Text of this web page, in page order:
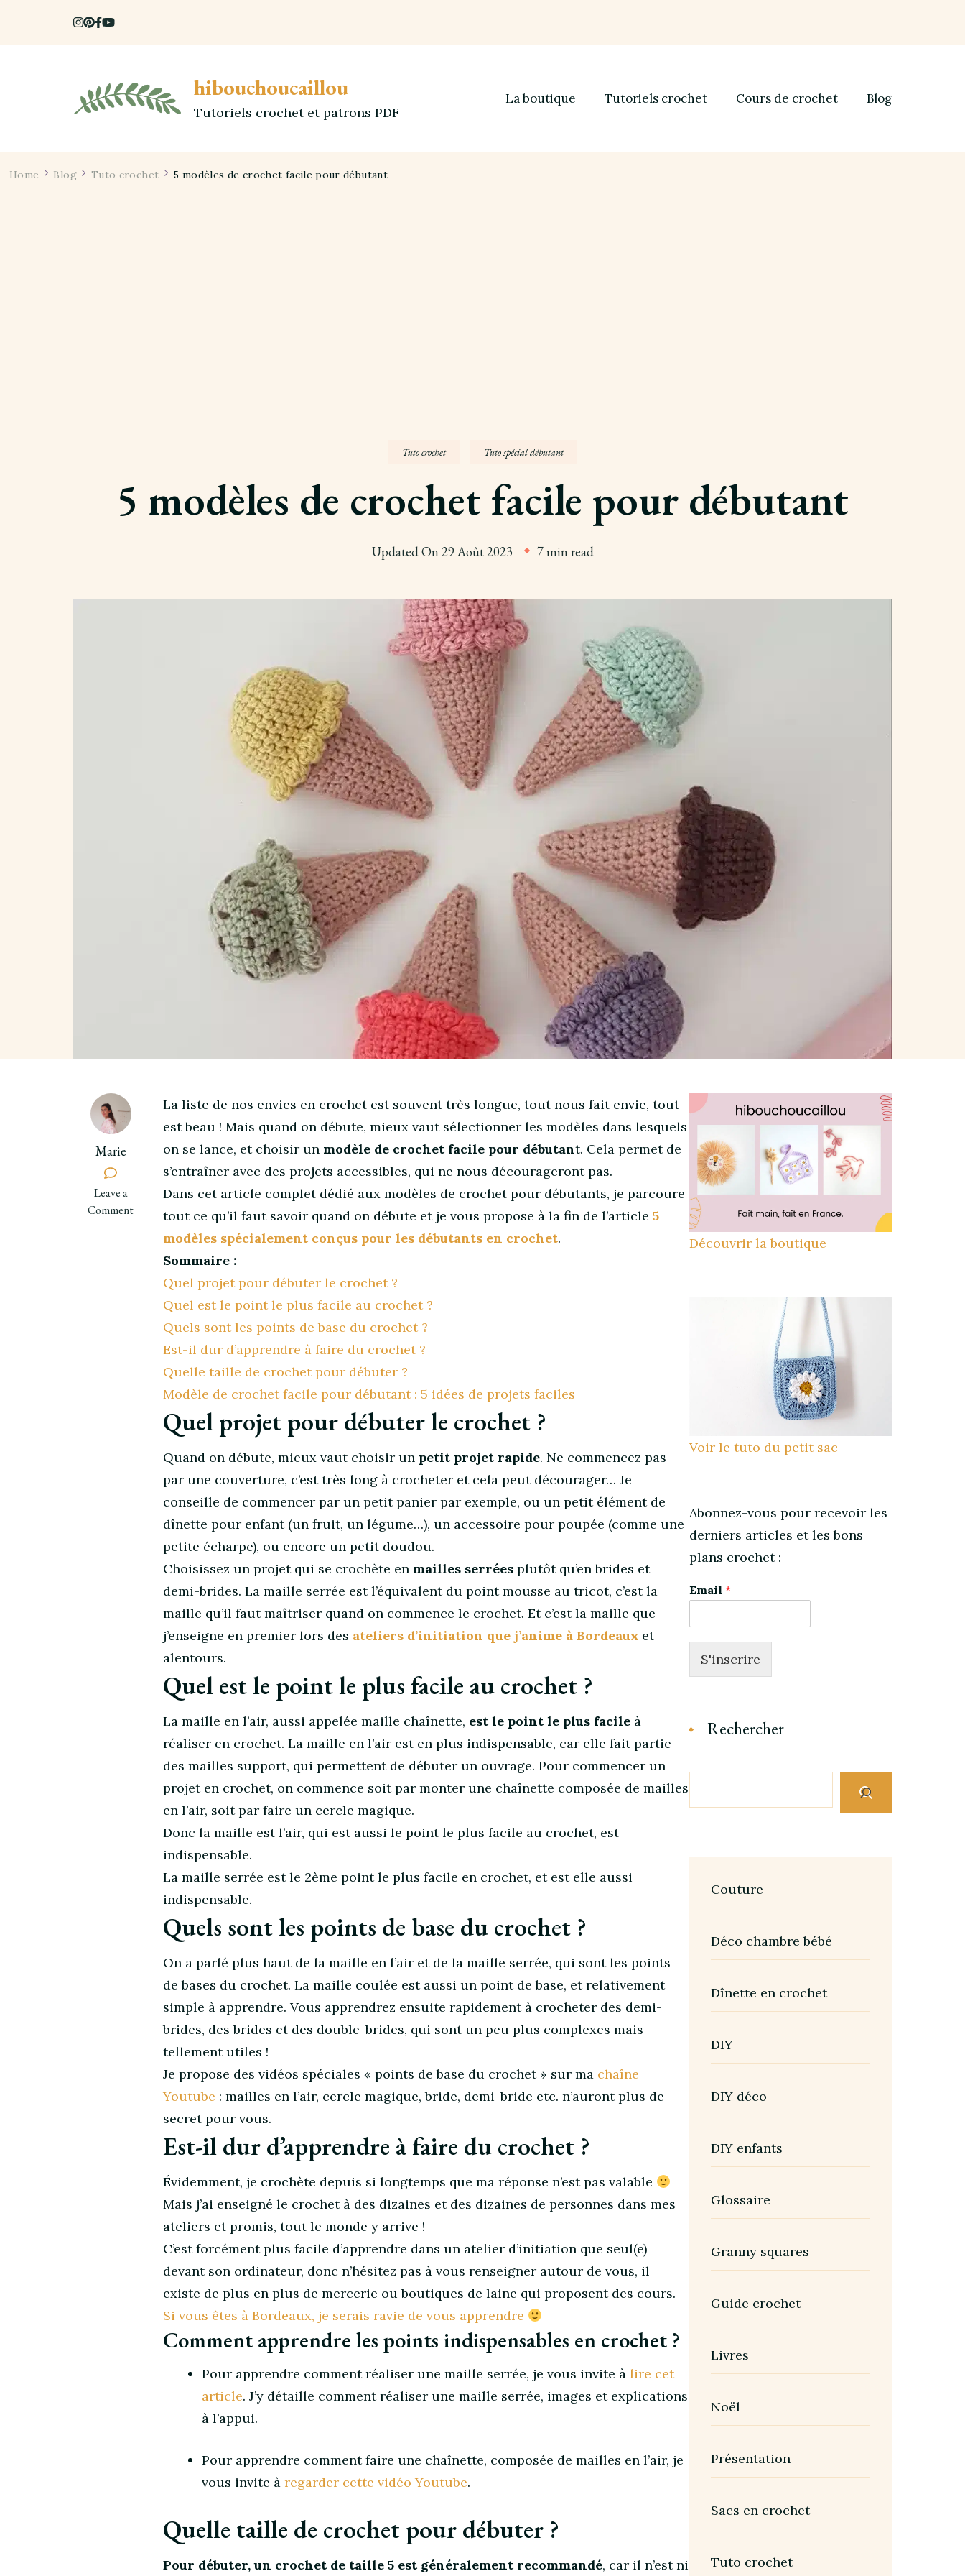
hibouchoucaillou
Tutoriels crochet et patrons PDF
La boutique Tutoriels crochet Cours de crochet Blog
Home Blog Tuto crochet 5 modèles de crochet facile pour débutant
Tuto crochet Tuto spécial débutant
5 modèles de crochet facile pour débutant
Updated On29 Août 2023 7 min read
Marie
Leave a
Comment
on
5
La liste de nos envies en crochet est souvent très longue, tout nous fait envie, tout
est beau ! Mais quand on débute, mieux vaut sélectionner les modèles dans lesquels
on se lance, et choisir un modèle de crochet facile pour débutant. Cela permet de
s’entraîner avec des projets accessibles, qui ne nous décourageront pas.
Dans cet article complet dédié aux modèles de crochet pour débutants, je parcoure
tout ce qu’il faut savoir quand on débute et je vous propose à la fin de l’article 5
modèles spécialement conçus pour les débutants en crochet.
Sommaire :
Quel projet pour débuter le crochet ?
Quel est le point le plus facile au crochet ?
Quels sont les points de base du crochet ?
Est-il dur d’apprendre à faire du crochet ?
Quelle taille de crochet pour débuter ?
Modèle de crochet facile pour débutant : 5 idées de projets faciles
Quel projet pour débuter le crochet ?
Quand on débute, mieux vaut choisir un petit projet rapide. Ne commencez pas
par une couverture, c’est très long à crocheter et cela peut décourager… Je
conseille de commencer par un petit panier par exemple, ou un petit élément de
dînette pour enfant (un fruit, un légume…), un accessoire pour poupée (comme une
petite écharpe), ou encore un petit doudou.
Choisissez un projet qui se crochète en mailles serrées plutôt qu’en brides et
demi-brides. La maille serrée est l’équivalent du point mousse au tricot, c’est la
maille qu’il faut maîtriser quand on commence le crochet. Et c’est la maille que
j’enseigne en premier lors des ateliers d’initiation que j’anime à Bordeaux et
alentours.
Quel est le point le plus facile au crochet ?
La maille en l’air, aussi appelée maille chaînette, est le point le plus facile à
réaliser en crochet. La maille en l’air est en plus indispensable, car elle fait partie
des mailles support, qui permettent de débuter un ouvrage. Pour commencer un
projet en crochet, on commence soit par monter une chaînette composée de mailles
en l’air, soit par faire un cercle magique.
Donc la maille est l’air, qui est aussi le point le plus facile au crochet, est
indispensable.
La maille serrée est le 2ème point le plus facile en crochet, et est elle aussi
indispensable.
Quels sont les points de base du crochet ?
On a parlé plus haut de la maille en l’air et de la maille serrée, qui sont les points
de bases du crochet. La maille coulée est aussi un point de base, et relativement
simple à apprendre. Vous apprendrez ensuite rapidement à crocheter des demi-
brides, des brides et des double-brides, qui sont un peu plus complexes mais
tellement utiles !
Je propose des vidéos spéciales « points de base du crochet » sur ma chaîne
Youtube : mailles en l’air, cercle magique, bride, demi-bride etc. n’auront plus de
secret pour vous.
Est-il dur d’apprendre à faire du crochet ?
Évidemment, je crochète depuis si longtemps que ma réponse n’est pas valable
Mais j’ai enseigné le crochet à des dizaines et des dizaines de personnes dans mes
ateliers et promis, tout le monde y arrive !
C’est forcément plus facile d’apprendre dans un atelier d’initiation que seul(e)
devant son ordinateur, donc n’hésitez pas à vous renseigner autour de vous, il
existe de plus en plus de mercerie ou boutiques de laine qui proposent des cours.
Si vous êtes à Bordeaux, je serais ravie de vous apprendre
Comment apprendre les points indispensables en crochet ?
Pour apprendre comment réaliser une maille serrée, je vous invite à lire cet
article. J’y détaille comment réaliser une maille serrée, images et explications
à l’appui.
Pour apprendre comment faire une chaînette, composée de mailles en l’air, je
vous invite à regarder cette vidéo Youtube.
Quelle taille de crochet pour débuter ?
Pour débuter, un crochet de taille 5 est généralement recommandé, car il n’est ni
Découvrir la boutique
Voir le tuto du petit sac
Abonnez-vous pour recevoir les
derniers articles et les bons
plans crochet :
Email *
S'inscrire
Rechercher
Couture
Déco chambre bébé
Dînette en crochet
DIY
DIY déco
DIY enfants
Glossaire
Granny squares
Guide crochet
Livres
Noël
Présentation
Sacs en crochet
Tuto crochet